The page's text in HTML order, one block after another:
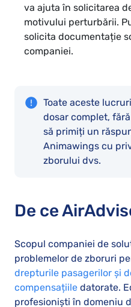
va ajuta în solicitarea
motivului perturbării.
solicita documentație
companiei.
Toate aceste
dosar complet,
să primiți un
Animawings cu
zborului dvs.
De ce
Scopul companiei de
problemelor de zboruri
drepturile pasagerilor și
compensațiile datorate.
profesioniști în domeniu